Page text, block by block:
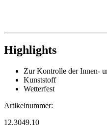
Highlights
Zur Kontrolle der Innen-
Kunststoff
Wetterfest
Artikelnummer:
12.3049.10